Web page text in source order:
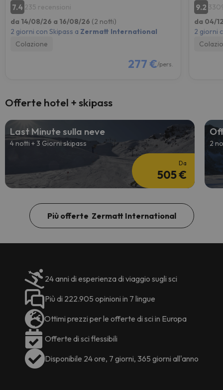
7.4 235 recensioni
da 14/08/26 a 16/08/26 (2 notti)
2 giorni con Skipass a Zermatt International
Colazione
277 €/pers.
9.2
da 04/
2 giorni
Offerte hotel + skipass
Last Minute sulla neve
4 notti + 3 Giorni skipass
Da
505 €
2
Più offerte Zermatt International
24 anni di esperienza di viaggio sugli sci
Più di 222.905 opinioni in 7 lingue
Ottimi prezzi per le offerte di sci in Europa
Offerte di sci flessibili
Disponibile 24 ore, 7 giorni, 365 giorni all'anno